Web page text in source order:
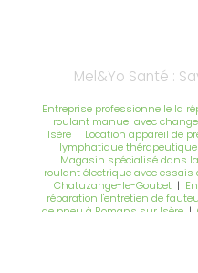
Mel&Yo Santé :
Entreprise professionnelle la
roulant manuel avec
Isère | Location appareil de
lymphatique
Magasin spécialisé dans
roulant électrique avec
Chatuzange-le-Goubet|
réparation l'entretien de
de pneu à Romans sur Isère|